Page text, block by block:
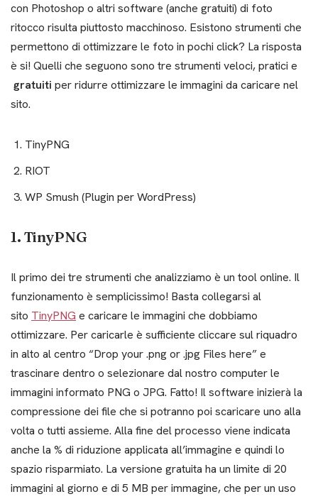
con Photoshop o altri software (anche gratuiti) di foto
ritocco risulta piuttosto macchinoso. Esistono strumenti che
permettono di ottimizzare le foto in pochi click? La risposta
è si! Quelli che seguono sono tre strumenti veloci, pratici e
gratuiti per ridurre ottimizzare le immagini da caricare nel
sito.
TinyPNG
RIOT
WP Smush (Plugin per WordPress)
1. TinyPNG
Il primo dei tre strumenti che analizziamo è un tool online. Il
funzionamento è semplicissimo! Basta collegarsi al
sito TinyPNG e caricare le immagini che dobbiamo
ottimizzare. Per caricarle è sufficiente cliccare sul riquadro
in alto al centro “Drop your .png or .jpg Files here” e
trascinare dentro o selezionare dal nostro computer le
immagini informato PNG o JPG. Fatto! Il software inizierà la
compressione dei file che si potranno poi scaricare uno alla
volta o tutti assieme. Alla fine del processo viene indicata
anche la % di riduzione applicata all’immagine e quindi lo
spazio risparmiato. La versione gratuita ha un limite di 20
immagini al giorno e di 5 MB per immagine, che per un uso